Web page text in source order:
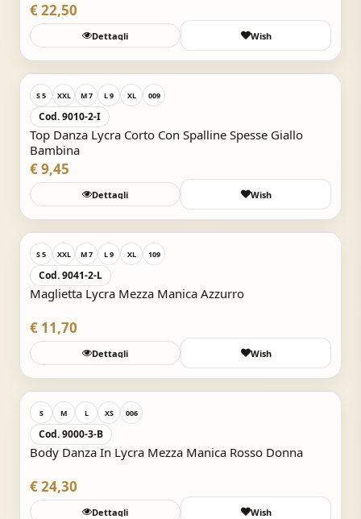
€ 22,50
Dettagli Wish
Acquisto Veloce
S 5 XXL M 7 L 9 XL 009
Cod. 9010-2-I
Top Danza Lycra Corto Con Spalline Spesse Giallo
Bambina
€ 9,45
Dettagli Wish
Acquisto Veloce
S 5 XXL M 7 L 9 XL 109
Cod. 9041-2-L
Maglietta Lycra Mezza Manica Azzurro
€ 11,70
Dettagli Wish
Acquisto Veloce
S M L XS 006
Cod. 9000-3-B
Body Danza In Lycra Mezza Manica Rosso Donna
€ 24,30
Dettagli Wish